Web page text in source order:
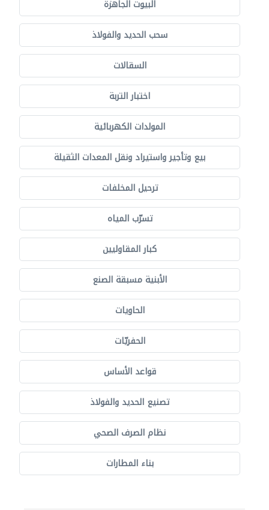
البيوت الجاهزة
سحب الحديد والفولاذ
السقالات
اختبار التربة
المولدات الكهربائية
بيع وتأجير واستيراد ونقل المعدات الثقيلة
ترحيل المخلفات
تسرّب المياه
كبار المقاوليين
الأبنية مسبقة الصنع
الحاويات
الحفريّات
قواعد الأساس
تصنيع الحديد والفولاذ
نظام الصرف الصحي
بناء المطارات